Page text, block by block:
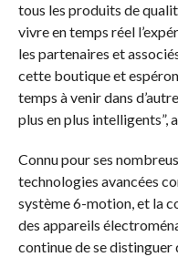
tous les produits de
vivre en temps réel
les partenaires et
cette boutique et
temps à venir dans
plus en plus intelligents”,
Connu pour ses
technologies avancées
système 6-motion, et la
des appareils
continue de se distinguer